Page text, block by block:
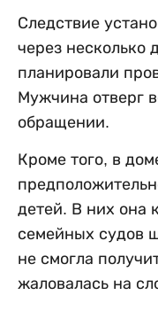
Следствие
через несколько
планировали
Мужчина отверг
обращении.
Кроме того, в
детей. В них она
семейных судов
не смогла
жаловалась на